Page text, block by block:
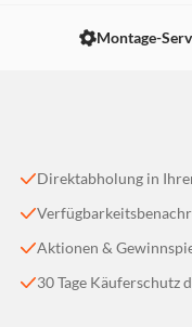
Montage-
Direktabholung in
Aktionen &
30 Tage Käuferschutz